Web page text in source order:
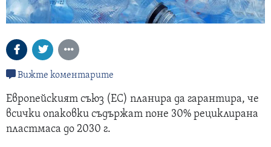
Вижте коментарите
Европейският съюз (ЕС) планира да гарантира, че
всички опаковки съдържат поне 30% рециклирана
пластмаса до 2030 г.